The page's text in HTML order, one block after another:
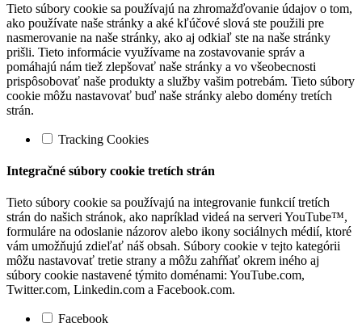
Tieto súbory cookie sa používajú na zhromažďovanie údajov o tom,
ako používate naše stránky a aké kľúčové slová ste použili pre
nasmerovanie na naše stránky, ako aj odkiaľ ste na naše stránky
prišli. Tieto informácie využívame na zostavovanie správ a
pomáhajú nám tiež zlepšovať naše stránky a vo všeobecnosti
prispôsobovať naše produkty a služby vašim potrebám. Tieto súbory
cookie môžu nastavovať buď naše stránky alebo domény tretích
strán.
Tracking Cookies
Integračné súbory cookie tretích strán
Tieto súbory cookie sa používajú na integrovanie funkcií tretích
strán do našich stránok, ako napríklad videá na serveri YouTube™,
formuláre na odoslanie názorov alebo ikony sociálnych médií, ktoré
vám umožňujú zdieľať náš obsah. Súbory cookie v tejto kategórii
môžu nastavovať tretie strany a môžu zahŕňať okrem iného aj
súbory cookie nastavené týmito doménami: YouTube.com,
Twitter.com, Linkedin.com a Facebook.com.
Facebook